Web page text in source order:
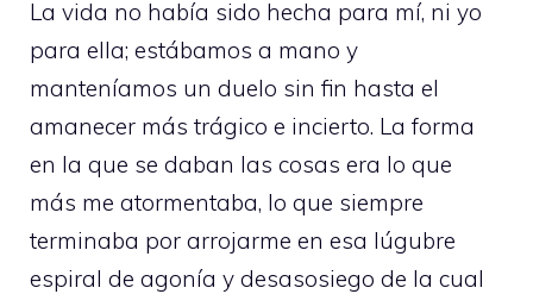
La vida no había sido hecha para mí, ni yo
para ella; estábamos a mano y
manteníamos un duelo sin fin hasta el
amanecer más trágico e incierto. La forma
en la que se daban las cosas era lo que
más me atormentaba, lo que siempre
terminaba por arrojarme en esa lúgubre
espiral de agonía y desasosiego de la cual